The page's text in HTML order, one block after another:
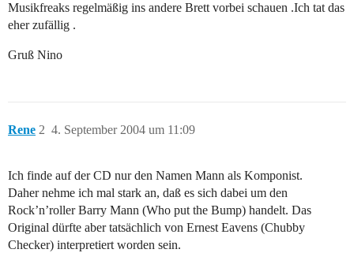
Musikfreaks regelmäßig ins andere Brett vorbei schauen .Ich tat das
eher zufällig .
Gruß Nino
Rene 4. September 2004 um 11:09
2
Ich finde auf der CD nur den Namen Mann als Komponist.
Daher nehme ich mal stark an, daß es sich dabei um den
Rock’n’roller Barry Mann (Who put the Bump) handelt. Das
Original dürfte aber tatsächlich von Ernest Eavens (Chubby
Checker) interpretiert worden sein.